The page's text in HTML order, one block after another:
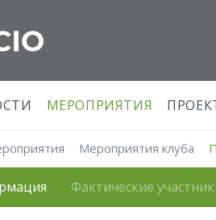
МЕРОПРИЯТИЯ
Мероприятия клуба
Фактические